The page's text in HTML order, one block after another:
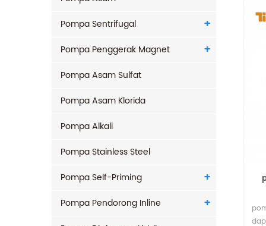
Pompa Sentrifugal
Pompa Penggerak Magnet
Pompa Asam Sulfat
Pompa Asam Klorida
Pompa Alkali
Pompa Stainless Steel
Pompa Self-Priming
Pompa Pendorong Inline